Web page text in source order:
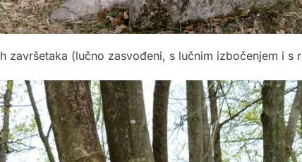
završetaka (lučno zasvođeni, s lučnim izbočenjem i s